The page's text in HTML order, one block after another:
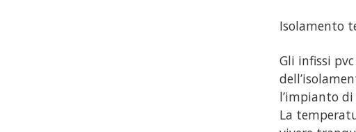
Isolamento
Gli infissi
l’impianto
La